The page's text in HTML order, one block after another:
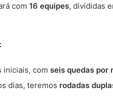
com 16 equipes, divididas
iniciais, com seis quedas por
dias, teremos rodadas